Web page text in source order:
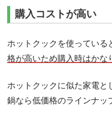
購入コストが高い
ホットクックを使っている
格が高いため購入時はかな
ホットクックに似た家電と
鍋なら低価格のラインナッ